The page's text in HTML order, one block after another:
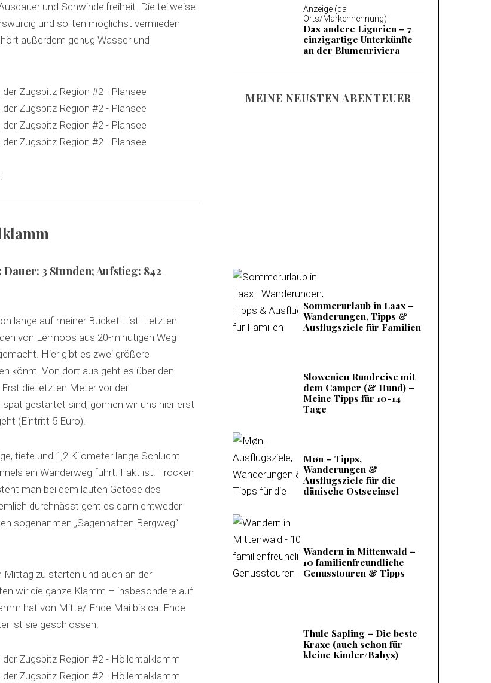
und Schwindelfreiheit. Die teilweise
und sollten möglichst vermieden
außerdem genug Wasser und
3 Stunden; Aufstieg: 842
lange auf meiner Bucket-List. Letzten
von Lermoos aus 20-minütigen Weg
Hier gibt es zwei größere
könnt. Von dort aus geht es über den
die letzten Meter vor der
gestartet sind, gönnen wir uns hier erst
(Eintritt 5 Euro).
tiefe und 1,2 Kilometer lange Schlucht
ein Wanderweg führt. Fakt ist: Trocken
man bei dem lauten Getöse des
durchnässt geht es dann entweder
sogenannten „Sagenhaften Bergweg“
Mittag zu starten und auch an der
wir die ganze Klamm – insbesondere auf
hat von Mitte/ Ende Mai bis ca. Ende
ist sie geschlossen.
Anzeige (da
Orts/Markennennung)
Das andere Ligurien – 7
einzigartige Unterkünfte
an der Blumenriviera
MEINE NEUSTEN ABENTEUER
Sommerurlaub in Laax –
Wanderungen, Tipps &
Ausflugsziele für Familien
Slowenien Rundreise mit
dem Camper (& Hund) –
Meine Tipps für 10-14
Tage
Møn – Tipps,
Wanderungen &
Ausflugsziele für die
dänische Ostseeinsel
Wandern in Mittenwald –
10 familienfreundliche
Genusstouren & Tipps
Thule Sapling – Die beste
Kraxe (auch schon für
kleine Kinder/Babys)